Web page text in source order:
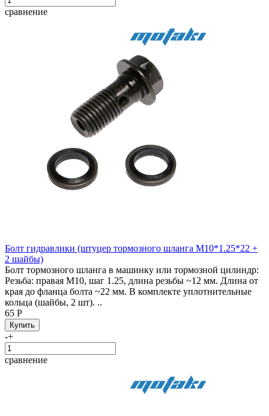
сравнение
Болт гидравлики (штуцер тормозного шланга М10*1.25*22 +
2 шайбы)
Болт тормозного шланга в машинку или тормозной цилиндр:
Резьба: правая М10, шаг 1.25, длина резьбы ~12 мм. Длина от
края до фланца болта ~22 мм. В комплекте уплотнительные
кольца (шайбы, 2 шт). ..
65 Р
-+
сравнение